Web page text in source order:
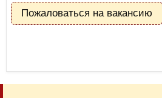
Пожаловаться на вакансию